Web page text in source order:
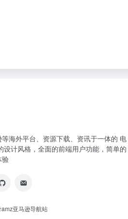
海外平台、资源下载、资讯于一体的 电
设计风格，全面的前端用户功能，简单的
验
amz亚马逊导航站